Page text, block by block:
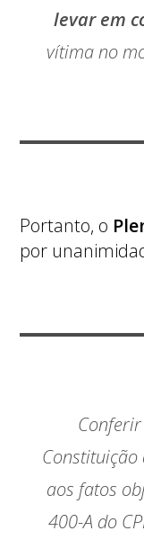
levar em
vítima no
Portanto, o
por
Constituição
aos fatos
400-A do